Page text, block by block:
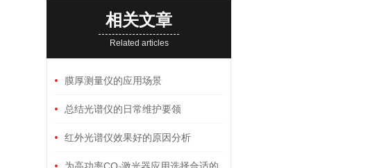
相关文章
Related articles
膜厚测量仪的应用场景
总结光谱仪的日常维护要领
红外光谱仪效果好的原因分析
为高功率CO₂激光器应用选择合适的